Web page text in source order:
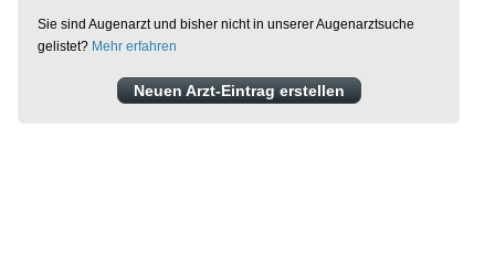
Sie sind Augenarzt und bisher nicht in unserer Augenarztsuche
gelistet? Mehr erfahren
Neuen Arzt-Eintrag erstellen